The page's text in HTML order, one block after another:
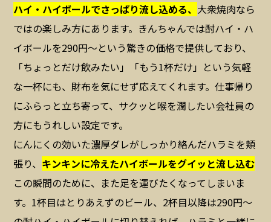
ハイ・ハイボールでさっぱり流し込める、 大衆焼肉なら
ではの楽しみ方にあります。きんちゃんでは酎ハイ・ハ
イボールを290円〜という驚きの価格で提供しており、
「ちょっとだけ飲みたい」「もう1杯だけ」という気軽
な一杯にも、財布を気にせず応えてくれます。仕事帰り
にふらっと立ち寄って、サクッと喉を潤したい会社員の
方にもうれしい設定です。
にんにくの効いた濃厚ダレがしっかり絡んだハラミを頬
張り、 キンキンに冷えたハイボールをグイッと流し込む
この瞬間のために、また足を運びたくなってしまいま
す。1杯目はとりあえずのビール、2杯目以降は290円〜